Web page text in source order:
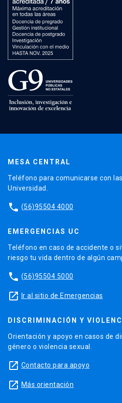
MESA CENTRAL
Teléfono para comunicarse con
Universidad.
phone (56)95504 4000
EMERGENCIAS UC
Teléfono en caso de accidente o
riesgo tu vida dentro de algún
phone (56)95504 5000
launch Ir al sitio de Emergencias
DISCRIMINACIÓN Y
Orientación y apoyo en casos de
género o violencia sexual.
launch Contacto para apoyo
launch Más orientación